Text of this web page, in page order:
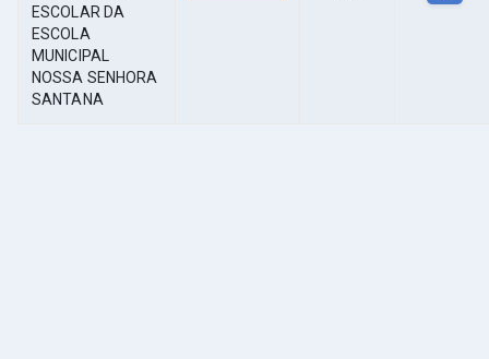
ESCOLAR DA
ESCOLA
MUNICIPAL
NOSSA SENHORA
SANTANA